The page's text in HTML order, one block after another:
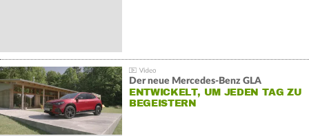
Der neue Mercedes-Benz GLA
ENTWICKELT, UM JEDEN TAG ZU
BEGEISTERN